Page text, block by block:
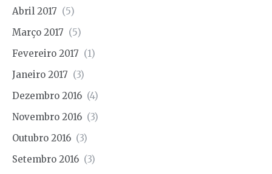
Abril 2017 (5)
Março 2017 (5)
Fevereiro 2017 (1)
Janeiro 2017 (3)
Dezembro 2016 (4)
Novembro 2016 (3)
Outubro 2016 (3)
Setembro 2016 (3)